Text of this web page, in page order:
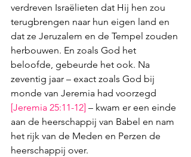
verdreven Israëlieten dat Hij hen zou
terugbrengen naar hun eigen land en
dat ze Jeruzalem en de Tempel zouden
herbouwen. En zoals God het
beloofde, gebeurde het ook. Na
zeventig jaar – exact zoals God bij
monde van Jeremia had voorzegd
[Jeremia 25:11-12] – kwam er een einde
aan de heerschappij van Babel en nam
het rijk van de Meden en Perzen de
heerschappij over.